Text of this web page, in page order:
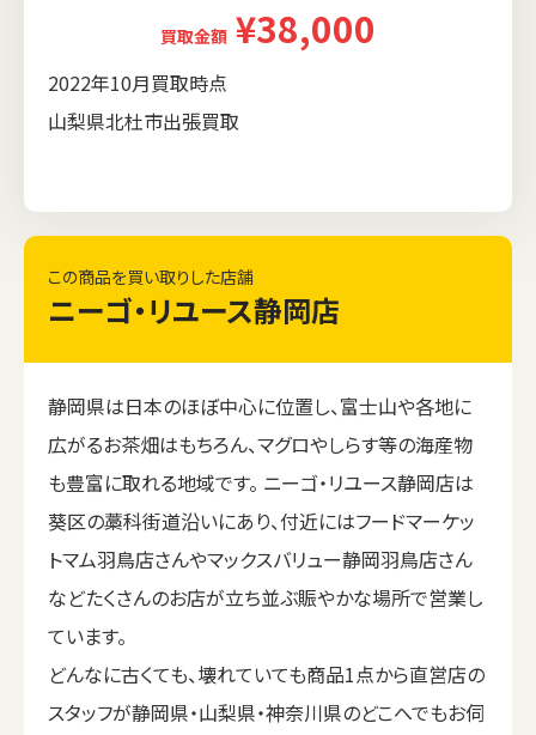
買取金額 ¥38,000
2022年10月買取時点
山梨県北杜市出張買取
この商品を買い取りした店舗
ニーゴ・リユース静岡店
静岡県は日本のほぼ中心に位置し、富士山や各地に
広がるお茶畑はもちろん、マグロやしらす等の海産物
も豊富に取れる地域です。 ニーゴ・リユース静岡店は
葵区の藁科街道沿いにあり、付近にはフードマーケッ
トマム羽鳥店さんやマックスバリュー静岡羽鳥店さん
などたくさんのお店が立ち並ぶ賑やかな場所で営業し
ています。
どんなに古くても、壊れていても商品1点から直営店の
スタッフが静岡県・山梨県・神奈川県のどこへでもお伺